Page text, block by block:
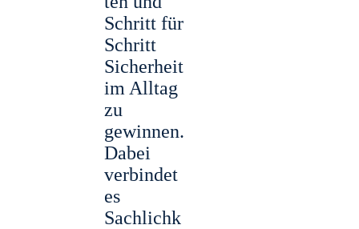
Schritt für
Schritt
Sicherheit
im Alltag
zu
gewinnen.
Dabei
verbindet
es
Sachlichk